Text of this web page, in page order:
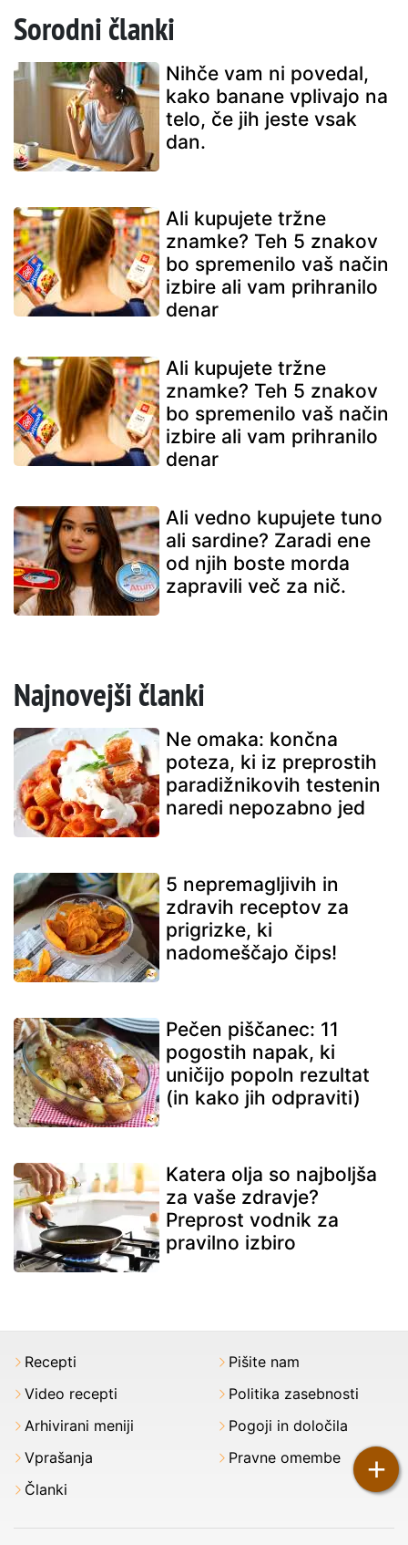
Sorodni članki
Nihče vam ni povedal,
kako banane vplivajo na
telo, če jih jeste vsak
dan.
Ali kupujete tržne
znamke? Teh 5 znakov
bo spremenilo vaš način
izbire ali vam prihranilo
denar
Ali kupujete tržne
znamke? Teh 5 znakov
bo spremenilo vaš način
izbire ali vam prihranilo
denar
Ali vedno kupujete tuno
ali sardine? Zaradi ene
od njih boste morda
zapravili več za nič.
Najnovejši članki
Ne omaka: končna
poteza, ki iz preprostih
paradižnikovih testenin
naredi nepozabno jed
5 nepremagljivih in
zdravih receptov za
prigrizke, ki
nadomeščajo čips!
Pečen piščanec: 11
pogostih napak, ki
uničijo popoln rezultat
(in kako jih odpraviti)
Katera olja so najboljša
za vaše zdravje?
Preprost vodnik za
pravilno izbiro
+
Recepti
Video recepti
Arhivirani meniji
Vprašanja
Članki
Pišite nam
Politika zasebnosti
Pogoji in določila
Pravne omembe